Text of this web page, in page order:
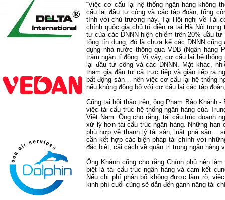
“Việc cơ cấu lại hệ thống ngân hàng không
cấu lại đầu tư công và các tập đoàn, tổng
tình với chủ trương này. Tại Hội nghị về Tái
chính quốc gia chủ trì diễn ra tại Hà Nội trong
tư của các DNNN hiện chiếm trên 20% đầu
tổng tín dụng, đó là chưa kể các DNNN
dụng nhà nước thông qua VDB (Ngân hàng
trăm ngàn tỉ đồng. Vì vậy, cơ cấu lại hệ
lại đầu tư công và các DNNN. Mặt khác,
tham gia đầu tư cả trực tiếp và gián tiếp ra
bất động sản… nên việc cơ cấu lại hệ thống
nếu không đồng bộ với cơ cấu lại các tập
Cũng tại hội thảo trên, ông Phạm Bảo Khánh
việc tái cấu trúc hệ thống ngân hàng của
Việt Nam. Ông cho rằng, tái cấu trúc doanh
xử lý hơn tái cấu trúc ngân hàng. Những hạn
phù hợp về thanh lý tài sản, luật phá sản…
cần kết hợp các biện pháp tài chính với
đặc biệt, cải cách về quản trị trong ngân hàng
Ông Khánh cũng cho rằng Chính phủ nên
biệt là tái cấu trúc ngân hàng và cam kết
Nếu chi phí phân bổ không được làm rõ,
kinh phí cuối cùng sẽ dẫn đến gánh nặng tài